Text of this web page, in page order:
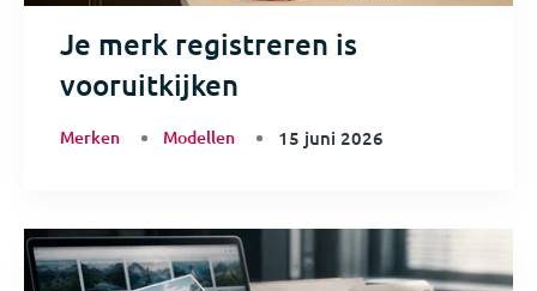
Je merk registreren is
vooruitkijken
Merken Modellen 15 juni 2026